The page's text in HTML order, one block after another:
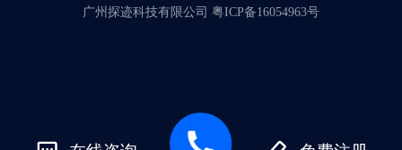
法律声明广州探迹科技有限公司 粤ICP备16054963号